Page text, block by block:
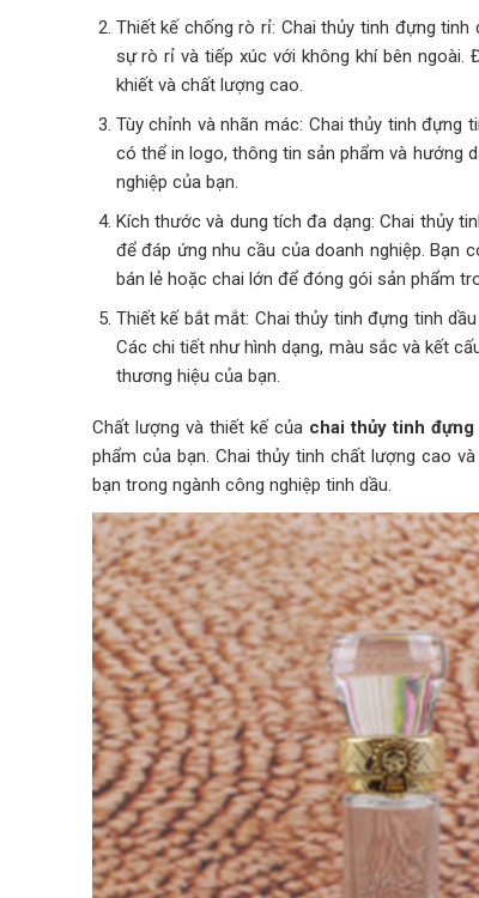
Thiết kế chống rò rỉ: Chai thủy tinh đựng
sự rò rỉ và tiếp xúc với không khí bên
khiết và chất lượng cao.
Tùy chỉnh và nhãn mác: Chai thủy tinh đựng
có thể in logo, thông tin sản phẩm và hướng
nghiệp của bạn.
Kích thước và dung tích đa dạng: Chai thủy
để đáp ứng nhu cầu của doanh nghiệp. Bạn
bán lẻ hoặc chai lớn để đóng gói sản phẩm
Thiết kế bắt mắt: Chai thủy tinh đựng tinh
Các chi tiết như hình dạng, màu sắc và kết
thương hiệu của bạn.
Chất lượng và thiết kế của chai thủy tinh
phẩm của bạn. Chai thủy tinh chất lượng cao
bạn trong ngành công nghiệp tinh dầu.